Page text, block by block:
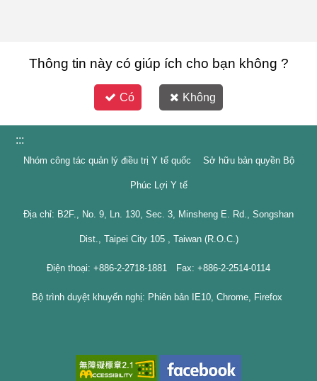
Thông tin này có giúp ích cho bạn không ?
Có Không
:::
Nhóm công tác quản lý điều trị Y tế quốc Sở hữu bản quyền Bộ
Phúc Lợi Y tế
Địa chỉ: B2F., No. 9, Ln. 130, Sec. 3, Minsheng E. Rd., Songshan
Dist., Taipei City 105 , Taiwan (R.O.C.)
Điện thoại: +886-2-2718-1881 Fax: +886-2-2514-0114
Bộ trình duyệt khuyến nghị: Phiên bản IE10, Chrome, Firefox